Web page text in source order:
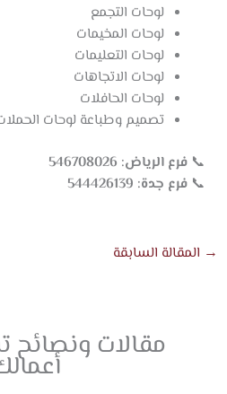
لوحات التجمع
لوحات المخيمات
لوحات التعليمات
لوحات الاتجاهات
لوحات الحافلات
تصميم وطباعة لوحات
📞 فرع الرياض: 546708026
📞 فرع جدة: 544426139
→ المقالة السابقة
مقالات ونصائح